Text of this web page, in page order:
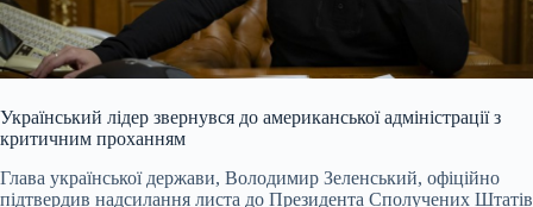
Український лідер звернувся до американської адміністрації з
критичним проханням
Глава української держави, Володимир Зеленський, офіційно
підтвердив надсилання листа до Президента Сполучених Штатів